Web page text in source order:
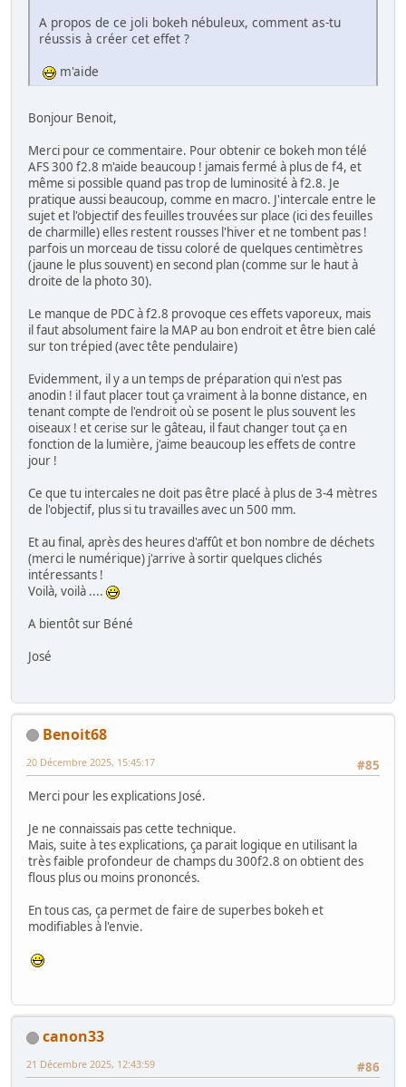
A propos de ce joli bokeh nébuleux, comment as-tu
réussis à créer cet effet ?
m'aide
Bonjour Benoit,
Merci pour ce commentaire. Pour obtenir ce bokeh mon télé
AFS 300 f2.8 m'aide beaucoup ! jamais fermé à plus de f4, et
même si possible quand pas trop de luminosité à f2.8. Je
pratique aussi beaucoup, comme en macro. J'intercale entre le
sujet et l'objectif des feuilles trouvées sur place (ici des feuilles
de charmille) elles restent rousses l'hiver et ne tombent pas !
parfois un morceau de tissu coloré de quelques centimètres
(jaune le plus souvent) en second plan (comme sur le haut à
droite de la photo 30).
Le manque de PDC à f2.8 provoque ces effets vaporeux, mais
il faut absolument faire la MAP au bon endroit et être bien calé
sur ton trépied (avec tête pendulaire)
Evidemment, il y a un temps de préparation qui n'est pas
anodin ! il faut placer tout ça vraiment à la bonne distance, en
tenant compte de l'endroit où se posent le plus souvent les
oiseaux ! et cerise sur le gâteau, il faut changer tout ça en
fonction de la lumière, j'aime beaucoup les effets de contre
jour !
Ce que tu intercales ne doit pas être placé à plus de 3-4 mètres
de l'objectif, plus si tu travailles avec un 500 mm.
Et au final, après des heures d'affût et bon nombre de déchets
(merci le numérique) j'arrive à sortir quelques clichés
intéressants !
Voilà, voilà ....
A bientôt sur Béné
José
Benoit68
#85
20 Décembre 2025, 15:45:17
Merci pour les explications José.
Je ne connaissais pas cette technique.
Mais, suite à tes explications, ça parait logique en utilisant la
très faible profondeur de champs du 300f2.8 on obtient des
flous plus ou moins prononcés.
En tous cas, ça permet de faire de superbes bokeh et
modifiables à l'envie.
canon33
#86
21 Décembre 2025, 12:43:59